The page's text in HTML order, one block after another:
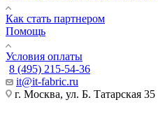
Как стать партнером
Помощь
Условия оплаты
8 (495) 215-54-36
it@it-fabric.ru
г. Москва, ул. Б. Татарская 35